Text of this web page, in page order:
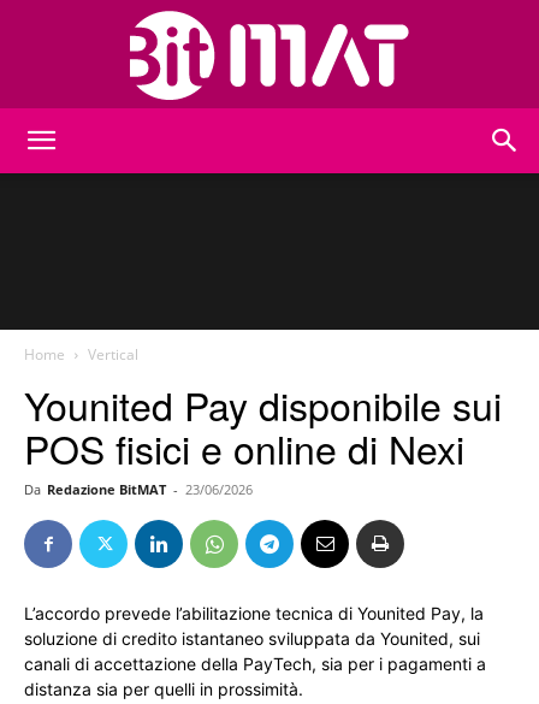
Home Vertical
Younited Pay disponibile sui
POS fisici e online di Nexi
Da Redazione BitMAT - 23/06/2026
L’accordo prevede l’abilitazione tecnica di Younited Pay, la
soluzione di credito istantaneo sviluppata da Younited, sui
canali di accettazione della PayTech, sia per i pagamenti a
distanza sia per quelli in prossimità.